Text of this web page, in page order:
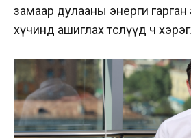
замаар дулааны энерги гарган
хүчинд ашиглах төслүүд ч